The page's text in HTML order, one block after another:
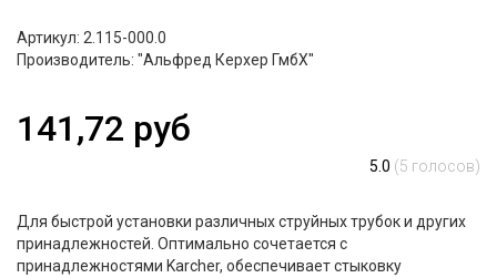
Артикул: 2.115-000.0
Производитель: "Альфред Керхер ГмбХ"
141,72 руб
5.0 (5 голосов)
Для быстрой установки различных струйных трубок и других
принадлежностей. Оптимально сочетается с
принадлежностями Kаrcher, обеспечивает стыковку